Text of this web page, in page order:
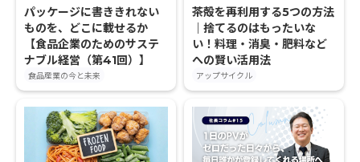
パッケージに書ききれない
ものを、どこに載せるか
【食品企業のためのサステ
ナブル経営（第41回）】
食品産業の今と未来
茶殻を再利用する5つの方法
｜捨てるのはもったいな
い！料理・消臭・肥料など
への賢い活用法
アップサイクル